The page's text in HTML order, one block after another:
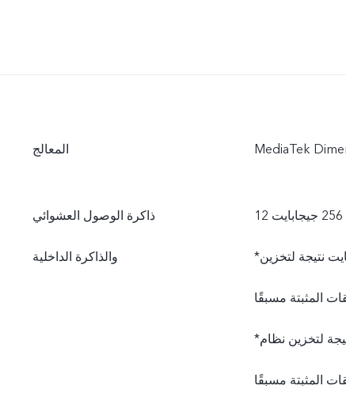
المعالج
ذاكرة الوصول العشوائي
والذاكرة الداخلية *تكون سعة ذاكرة الوصول العشوائي المتاحة فعليًا أقل من 12 جيجابايت نتيجة لتخزين
*تكون سعة الذاكرة الداخلية المتاحة فعليًا أقل من 256 جيجابايت نتيجة لتخزين نظام